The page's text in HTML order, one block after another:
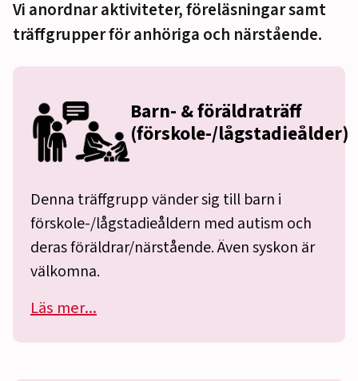
Vi anordnar aktiviteter, föreläsningar samt
träffgrupper för anhöriga och närstående.
Barn- & föräldraträff
(förskole-/lågstadieålder)
Denna träffgrupp vänder sig till barn i
förskole-/lågstadieåldern med autism och
deras föräldrar/närstående. Även syskon är
välkomna.
Läs mer...